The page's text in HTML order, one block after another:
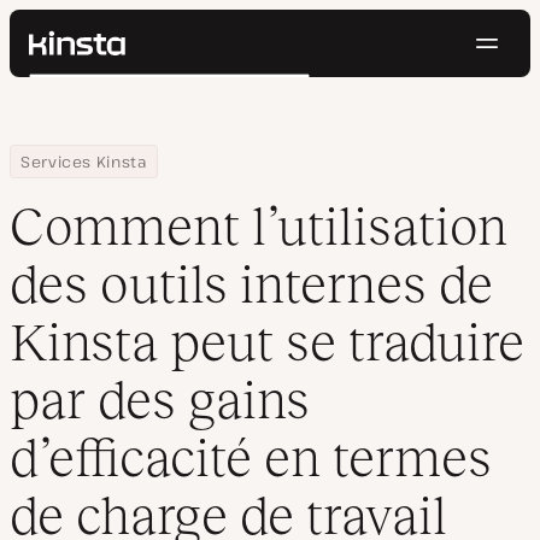
Kinsta®
Prix
Contact
Rechercher
Home
Centre de ressources
Blog
Services Kinsta
Comment l’utilisation des outils internes de Kinsta peut se
Comment l’utilisation
des outils internes de
Kinsta peut se traduire
par des gains
d’efficacité en termes
de charge de travail